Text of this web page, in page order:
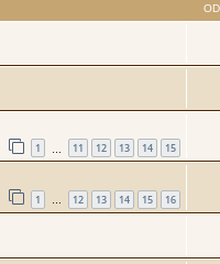
1 11 12 13 14 15
1 … 12 13 14 15 16